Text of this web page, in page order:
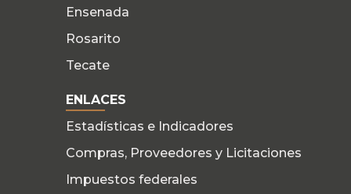
Ensenada
Rosarito
Tecate
ENLACES
Estadísticas e Indicadores
Compras, Proveedores y Licitaciones
Impuestos federales